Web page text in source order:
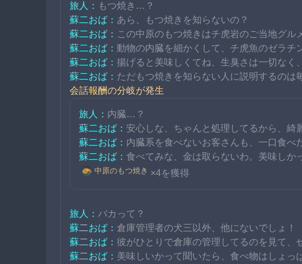
旅人： もつ焼き…？
蘇二おば： あら、もつ焼きを知らないの？
蘇二おば： この中原のもつ焼きはチ虎岩のご当地グル
蘇二おば： 動物の内臓を細かくして、チ虎魚のゼラチ
蘇二おば： 揚げると美味しくてね、生臭さは一切なく
蘇二おば： ただもつ焼きを知らない人に説明するのは
会話報酬の分岐が発生
旅人： 内臓…？
蘇二おば： 安心しな、ちゃんと処理してるから、綺
蘇二おば： 内臓系を食べないお客さんも、一口食べ
蘇二おば： 食べてみな、金は取らないわ。美味しか
中原のもつ焼き ×4を獲得
旅人： バカって？
蘇二おば： 倉庫管理者の犬三以外、他にないでしょ！
蘇二おば： 彼がひとりで倉庫の管理してるのを見て
蘇二おば： 美味しいかって聞いたら、食べ物はしょっ